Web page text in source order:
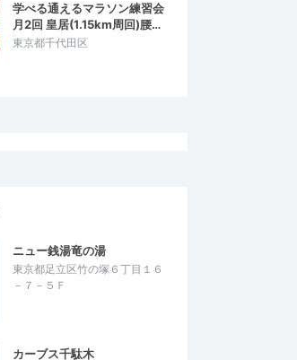
酷暑のレースでメンタルを強くする
学べる通えるマラソン練習会
月2回 皇居(1.15km周回)腰…
東京都千代田区
ニュー銭湯竜の湯
東京都足立区竹の塚６丁目１６
－７－５Ｆ
カーブス千駄木